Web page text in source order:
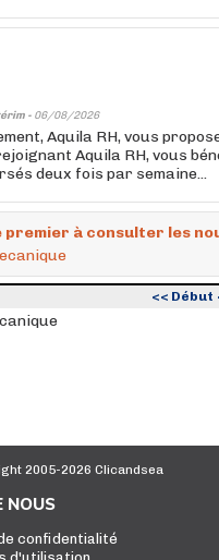
- 06/08/2026
Aquila RH, vous
Aquila RH, vous
deux fois par semaine...
premier à consulter les
<< Début
2005-2026 Clicandsea
NOUS
confidentialité